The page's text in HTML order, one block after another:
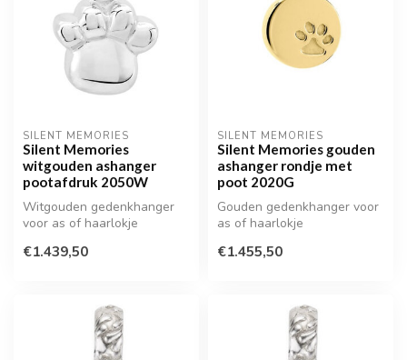
SILENT MEMORIES
Silent Memories
witgouden ashanger
pootafdruk 2050W
Witgouden gedenkhanger
voor as of haarlokje
€1.439,50
SILENT MEMORIES
Silent Memories gouden
ashanger rondje met
poot 2020G
Gouden gedenkhanger voor
as of haarlokje
€1.455,50